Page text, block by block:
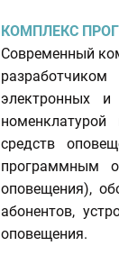
КОМПЛЕКС
Современный
электронных и
номенклатурой
средств
программным
оповещения),
абонентов,
оповещения.